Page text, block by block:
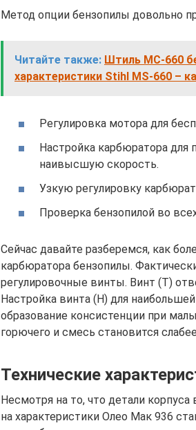
Метод опции бензопилы довольно
Читайте также: Штиль МС-660
характеристики Stihl MS-660 –
Регулировка мотора для
Настройка карбюратора для
наивысшую скорость.
Узкую регулировку
Проверка бензопилой во
Сейчас давайте разберемся, как
карбюратора бензопилы.
регулировочные винты. Винт (T)
Настройка винта (H) для
образование консистенции при
горючего и смесь становится
Технические
Несмотря на то, что детали
на характеристики Олео Мак 936